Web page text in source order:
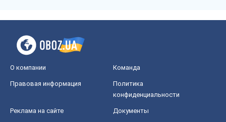
О компании Команда
Правовая информация
Политика
конфиденциальности
Реклама на сайте Документы